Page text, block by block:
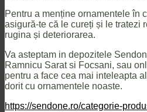
Pentru a menține ornamentele în
asigură-te că le cureți și le tratezi
rugina și deteriorarea.
Va asteptam in depozitele
Ramnicu Sarat si Focsani, sau
pentru a face cea mai inteleapta
dorit cu ornamentele noaste.
https://sendone.ro/categorie-